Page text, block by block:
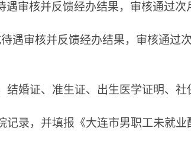
遇审核并反馈经办结果，审核通过次
待遇审核并反馈经办结果，审核通过
结婚证、准生证、出生医学证明、社
记录，并填报《大连市男职工未就业